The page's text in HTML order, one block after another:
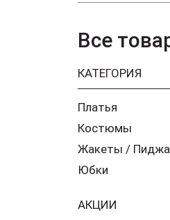
Все
КАТЕГОРИЯ
Платья
Костюмы
Жакеты /
Юбки
АКЦИИ